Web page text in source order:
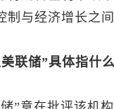
制与经济增长之
联储”具体指什